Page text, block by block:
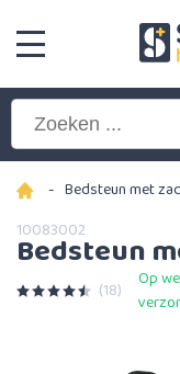
- Bedsteun met
10083002
Bedsteun
(18)
Op